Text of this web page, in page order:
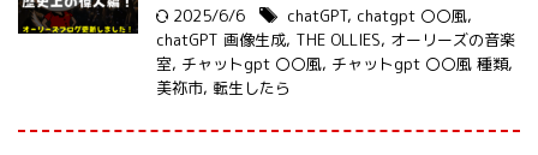
2025/6/6 chatGPT, chatgpt 〇〇風,
chatGPT 画像生成, THE OLLIES, オーリーズの音楽
室, チャットgpt 〇〇風, チャットgpt 〇〇風 種類,
美祢市, 転生したら